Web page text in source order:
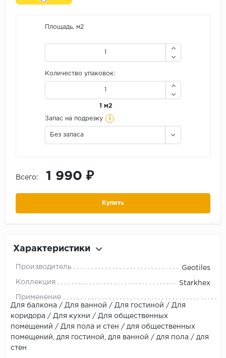
Площадь, м2
Количество упаковок:
1 м2
Запас на подрезку i
Без запаса
Всего: 1 990 ₽
Купить
Характеристики
Производитель Geotiles
Коллекция Starkhex
Применение
Для балкона / Для ванной / Для гостиной / Для
коридора / Для кухни / Для общественных
помещений / Для пола и стен / для общественных
помещений, для гостиной, для ванной / для пола / для
стен